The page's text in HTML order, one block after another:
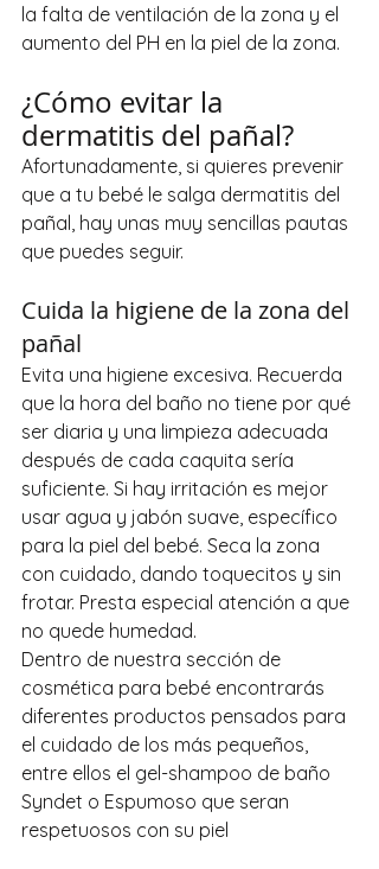
la falta de ventilación de la zona y el
aumento del PH en la piel de la zona.
¿Cómo evitar la
dermatitis del pañal?
Afortunadamente, si quieres prevenir
que a tu bebé le salga dermatitis del
pañal, hay unas muy sencillas pautas
que puedes seguir.
Cuida la higiene de la zona del
pañal
Evita una higiene excesiva. Recuerda
que la hora del baño no tiene por qué
ser diaria y una limpieza adecuada
después de cada caquita sería
suficiente. Si hay irritación es mejor
usar agua y jabón suave, específico
para la piel del bebé. Seca la zona
con cuidado, dando toquecitos y sin
frotar. Presta especial atención a que
no quede humedad.
Dentro de nuestra sección de
cosmética para bebé encontrarás
diferentes productos pensados para
el cuidado de los más pequeños,
entre ellos el gel-shampoo de baño
Syndet o Espumoso que seran
respetuosos con su piel